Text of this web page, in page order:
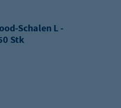
Schalen L -
Stk